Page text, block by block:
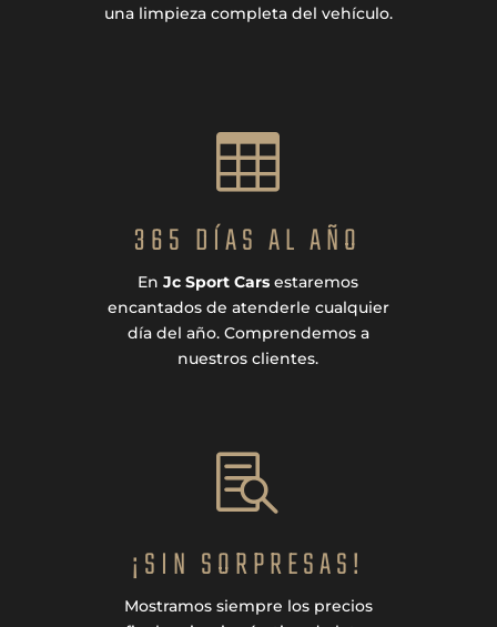
una limpieza completa del vehículo.

365 DÍAS AL AÑO
EnJc Sport Cars estaremos
encantados de atenderle cualquier
día del año. Comprendemos a
nuestros clientes.

¡SIN SORPRESAS!
Mostramos siempre los precios